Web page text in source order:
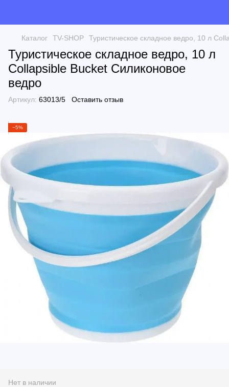
Каталог TV-SHOP Туристическое складное ведро, 10 л
Туристическое складное ведро, 10 л
Collapsible Bucket Силиконовое
ведро
Артикул: 63013/5 Оставить отзыв
−5%
Нет в наличии